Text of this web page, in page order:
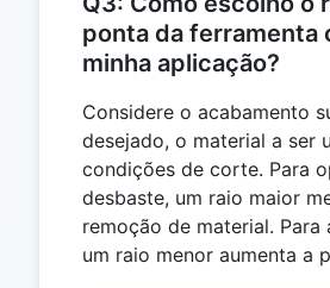
ponta da ferramenta
minha aplicação?
Considere o acabamento
desejado, o material a ser
condições de corte. Para
desbaste, um raio maior
remoção de material. Para
um raio menor aumenta a